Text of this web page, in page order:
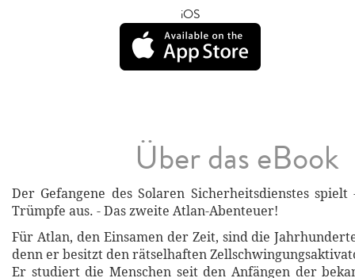
iOS
Über das eBook
Der Gefangene des Solaren Sicherheitsdienstes spielt
Trümpfe aus. - Das zweite Atlan-Abenteuer!
Für Atlan, den Einsamen der Zeit, sind die
denn er besitzt den rätselhaften
Er studiert die Menschen seit den Anfängen der